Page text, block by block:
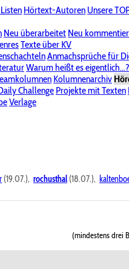
Hörtext-Autoren Unsere
Neu überarbeitet Neu
Texte über KV
Anmachsprüche für
Warum heißt es eigentlich...?
Kolumnenarchiv
Challenge Projekte mit Texten
Verlage
Bereich "Literatur & Schreiberei"
SpenderlisteAlle Wege
Datenschutzerklärung
(19.07.), rochusthal (18.07.),
(mindestens drei